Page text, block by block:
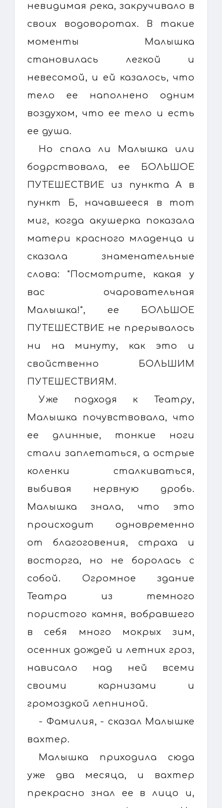
невидимая река, закручивало в
своих водоворотах. В такие
моменты Малышка
становилась легкой и
невесомой, и ей казалось, что
тело ее наполнено одним
воздухом, что ее тело и есть
ее душа.
Но спала ли Малышка или
бодрствовала, ее БОЛЬШОЕ
ПУТЕШЕСТВИЕ из пункта А в
пункт Б, начавшееся в тот
миг, когда акушерка показала
матери красного младенца и
сказала знаменательные
слова: "Посмотрите, какая у
вас очаровательная
Малышка!", ее БОЛЬШОЕ
ПУТЕШЕСТВИЕ не прерывалось
ни на минуту, как это и
свойственно БОЛЬШИМ
ПУТЕШЕСТВИЯМ.
Уже подходя к Театру,
Малышка почувствовала, что
ее длинные, тонкие ноги
стали заплетаться, а острые
коленки сталкиваться,
выбивая нервную дробь.
Малышка знала, что это
происходит одновременно
от благоговения, страха и
восторга, но не боролась с
собой. Огромное здание
Театра из темного
пористого камня, вобравшего
в себя много мокрых зим,
осенних дождей и летних гроз,
нависало над ней всеми
своими карнизами и
громоздкой лепниной.
- Фамилия, - сказал Малышке
вахтер.
Малышка приходила сюда
уже два месяца, и вахтер
прекрасно знал ее в лицо и,